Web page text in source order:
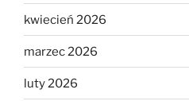
kwiecień 2026
marzec 2026
luty 2026